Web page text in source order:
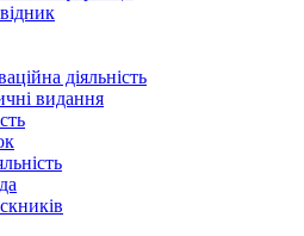
діяльність
видання